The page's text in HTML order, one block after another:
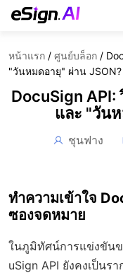
หน้าแรก / ศูนย์บล็อก /
"วันหมดอายุ" ผ่าน JSON?
DocuSign API:
และ "วัน
ชุนฟาง
ทำความเข้าใจ
ซองจดหมาย
ในภูมิทัศน์การแข่งขัน
uSign API ยังคงเป็น